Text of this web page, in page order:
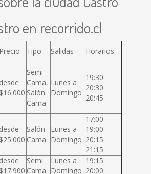
en recorrido.cl
Precio Tipo Salidas Horarios
desde
$16.000
Semi
Cama,
Salón
Cama
Lunes a
Domingo
19:30
20:30
20:45
desde
$25.000
Salón
Cama
Lunes a
Domingo
17:00
19:00
20:15
21:15
desde
$17.900
Semi
Cama
Lunes a
Domingo
19:15
20:00